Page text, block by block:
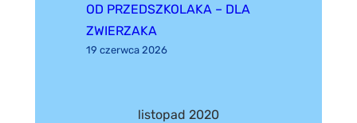
OD PRZEDSZKOLAKA – DLA
ZWIERZAKA
19 czerwca 2026
listopad 2020